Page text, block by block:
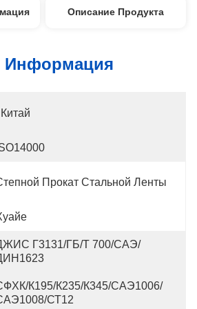
Описание Продукта
Информация
Китай
Прокат Стальной Ленты
Г3131/ГБ/Т 700/САЭ/
К195/К235/К345/САЭ1006/
СТ12